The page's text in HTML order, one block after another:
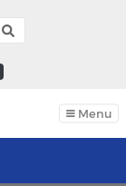
Menu